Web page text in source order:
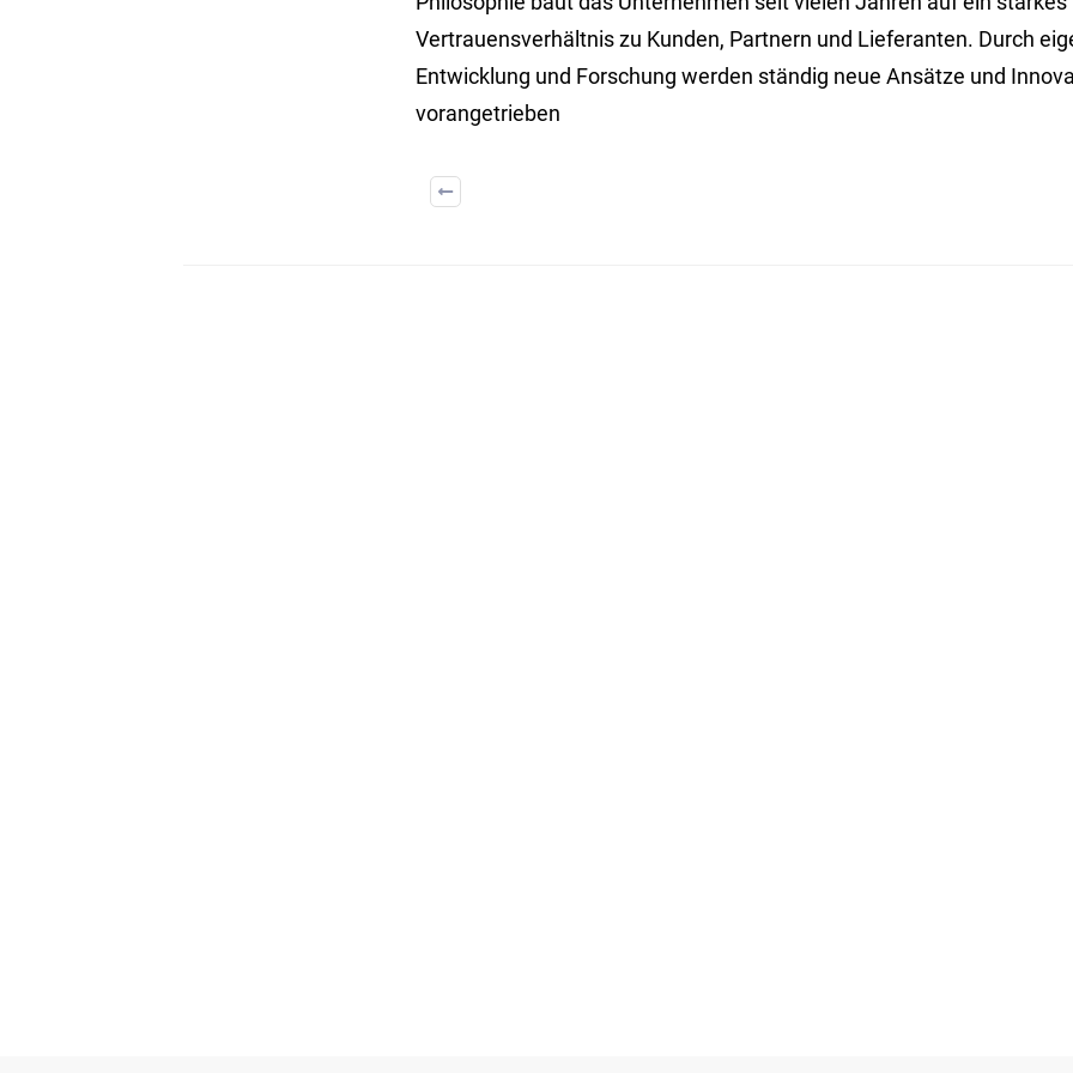
Vertrauensverhältnis zu Kunden, Partnern und Lieferanten. Durch
Entwicklung und Forschung werden ständig neue Ansätze und
vorangetrieben